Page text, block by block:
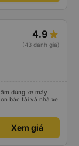
4.9
(43 đánh giá)
dùng xe máy
bác tài và nhà xe
Xem giá